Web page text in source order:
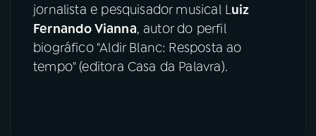
jornalista e pesquisador musical Luiz
Fernando Vianna, autor do perfil
biográfico "Aldir Blanc: Resposta ao
tempo" (editora Casa da Palavra).